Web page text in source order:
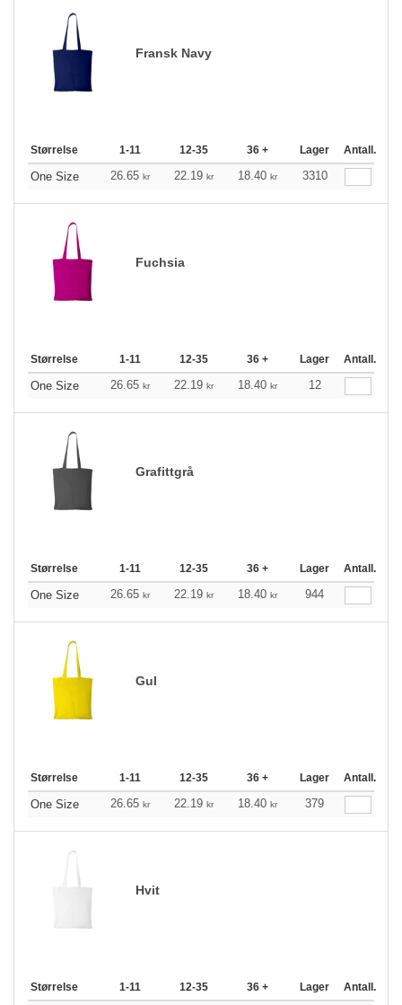
Fransk Navy
Størrelse 1-11 12-35 36 + Lager Antall.
One Size 26.65 kr 22.19 kr 18.40 kr 3310
Fuchsia
Størrelse 1-11 12-35 36 + Lager Antall.
One Size 26.65 kr 22.19 kr 18.40 kr 12
Grafittgrå
Størrelse 1-11 12-35 36 + Lager Antall.
One Size 26.65 kr 22.19 kr 18.40 kr 944
Gul
Størrelse 1-11 12-35 36 + Lager Antall.
One Size 26.65 kr 22.19 kr 18.40 kr 379
Hvit
Størrelse 1-11 12-35 36 + Lager Antall.